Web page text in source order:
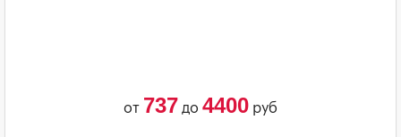
от 737 до 4400 руб